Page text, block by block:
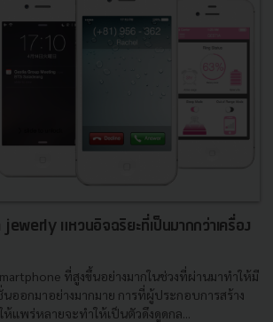
jewerly แหวนอิจฉริยะที่เป็นมากกว่าเครื่อง
ที่สูงขึ้นอย่างมากในช่วงที่ผ่านมาทำให้มี
อกมาอย่างมากมาย การที่ผู้ประกอบการสร้าง
แพร่หลายจะทำให้เป็นตัวดึงดูดกล...